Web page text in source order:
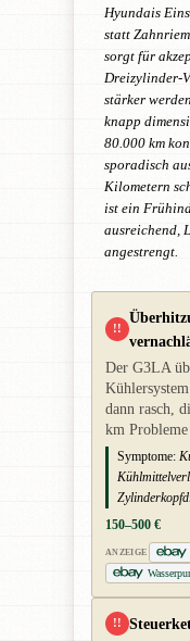
Hyundais
statt
sorgt für
Dreizylinder-
stärker
knapp
80.000 km
sporadisch
Kilometern
ist ein
ausreichend,
angestrengt.
!!
Der G3LA
dann rasch,
km Probleme
Symptome:
150–500 €
ANZEIGE
!!